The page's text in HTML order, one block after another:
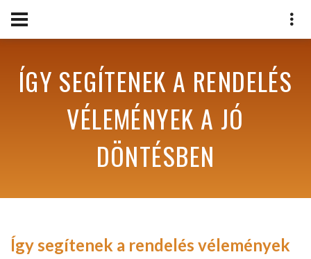
ÍGY SEGÍTENEK A RENDELÉS
VÉLEMÉNYEK A JÓ
DÖNTÉSBEN
Így segítenek a rendelés vélemények